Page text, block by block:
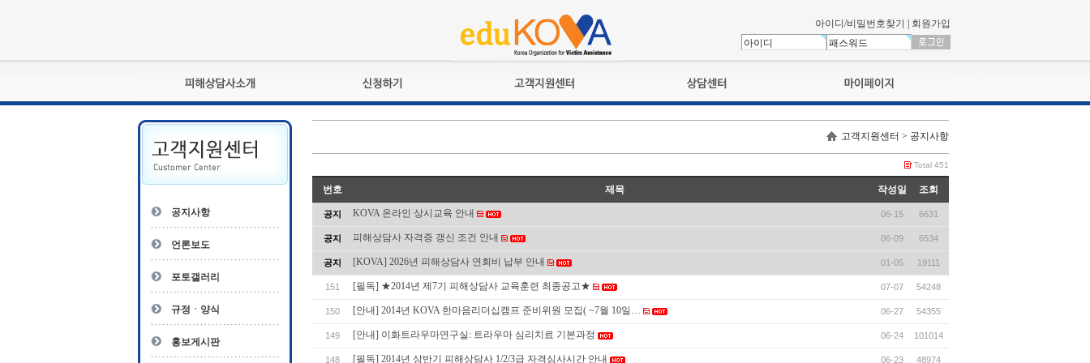
아이디/비밀번호찾기 회원가입
피해상담사란?
자격관리규정
상담사 자격증 확인
- 피해상담사 1급
- 전문수련감독자
- 전문수련기관
교육훈련
자격심사
자격복원
공지사항
규정ㆍ양식
상담접수
나의신청내역
교육영상강의실
회원정보
나의 신청비
나의활동내역
나의 연회비
공지사항
언론보도
포토갤러리
규정ㆍ양식
홍보게시판
고객지원센터 > 공지사항
Total 451
번호 제목 작성일 조회
공지 KOVA 온라인 상시교육 안내 06-15 6631
공지 피해상담사 자격증 갱신 조건 안내 06-09 6534
공지 [KOVA] 2026년 피해상담사 연회비 납부 안내 01-05 19111
151 [필독] ★2014년 제7기 피해상담사 교육훈련 최종공고★ 07-07 54248
150 [안내] 2014년 KOVA 한마음리더십캠프 준비위원 모집( ~7월 10일… 06-27 54355
149 [안내] 이화트라우마연구실: 트라우마 심리치료 기본과정 06-24 101014
148 [필독] 2014년 상반기 피해상담사 1/2/3급 자격심사시간 안내 06-23 48974